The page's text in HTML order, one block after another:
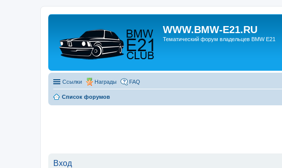
WWW.BMW-E21.RU
Тематический форум владельцев BMW E21
Ссылки Награды FAQ
Список форумов
Вход